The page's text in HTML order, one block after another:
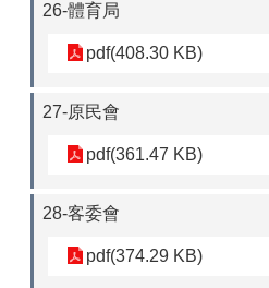
26-體育局
pdf(408.30 KB)
27-原民會
pdf(361.47 KB)
28-客委會
pdf(374.29 KB)